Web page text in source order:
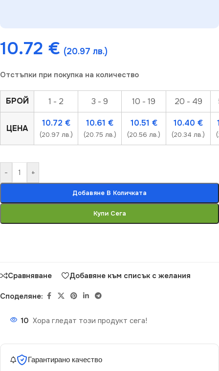
10.72 € (20.97 лв.)
Отстъпки при покупка на количество
БРОЙ 1 - 2 3 - 9 10 - 19 20 - 49
ЦЕНА
10.72 €
(20.97 лв.)
10.61 €
(20.75 лв.)
10.51 €
(20.56 лв.)
10.40 €
(20.34 лв.)
- +
Добавяне В Количката
Купи Сега
Сравняване Добавяне към списък с желания
Споделяне:
10 Хора гледат този продукт сега!
Гарантирано качество